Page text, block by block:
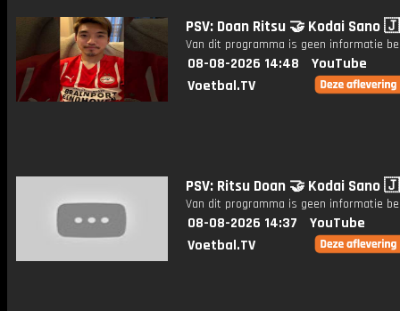
PSV: Doan Ritsu 🤝 Kodai Sano
Van dit programma is geen informatie
08-08-2026 14:48
YouTube
Voetbal.TV
PSV: Ritsu Doan 🤝 Kodai Sano
Van dit programma is geen informatie
08-08-2026 14:37
YouTube
Voetbal.TV